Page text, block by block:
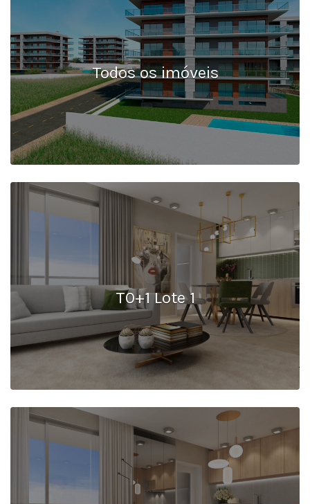
Todos os imóveis
T0+1 Lote 1